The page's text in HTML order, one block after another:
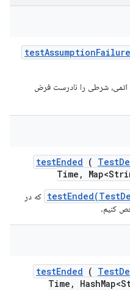
testAssumptionFailure
اتمی، شرطی را نادرست فرض
testEnded ( Test
Time ,
که در
کنیم.
testEnded ( Test
Time , Hash